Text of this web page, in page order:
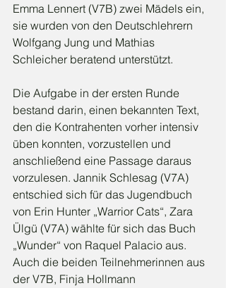
Emma Lennert (V7B) zwei Mädels ein,
sie wurden von den Deutschlehrern
Wolfgang Jung und Mathias
Schleicher beratend unterstützt.
Die Aufgabe in der ersten Runde
bestand darin, einen bekannten Text,
den die Kontrahenten vorher intensiv
üben konnten, vorzustellen und
anschließend eine Passage daraus
vorzulesen. Jannik Schlesag (V7A)
entschied sich für das Jugendbuch
von Erin Hunter „Warrior Cats“, Zara
Ülgü (V7A) wählte für sich das Buch
„Wunder“ von Raquel Palacio aus.
Auch die beiden Teilnehmerinnen aus
der V7B, Finja Hollmann